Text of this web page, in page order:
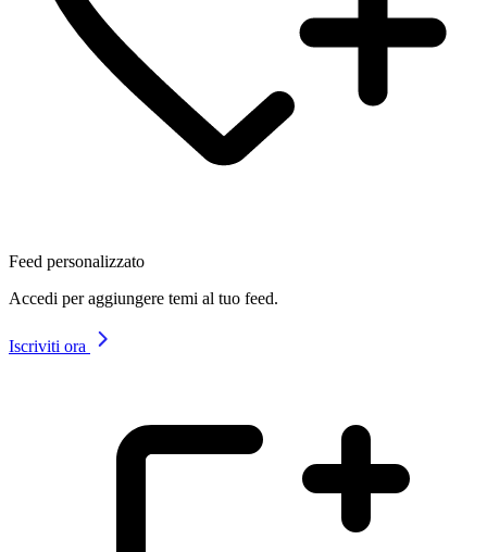
Feed personalizzato
Accedi per aggiungere temi al tuo feed.
Iscriviti ora